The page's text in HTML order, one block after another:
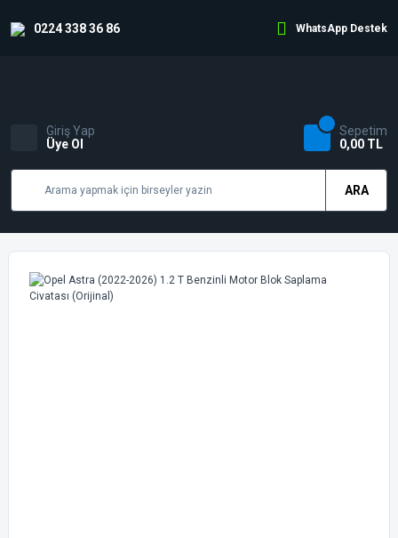
0224 338 36 86 WhatsApp Destek
ARA
Giriş Yap
Üye Ol
Sepetim
0,00 TL